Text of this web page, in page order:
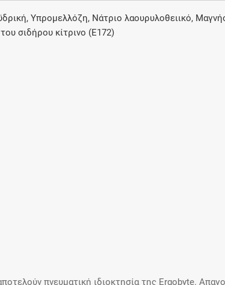
Υπρομελλόζη, Νάτριο λαουρυλοθειικό,
σιδήρου κίτρινο (E172)
πνευματική ιδιοκτησία της Ergobyte.